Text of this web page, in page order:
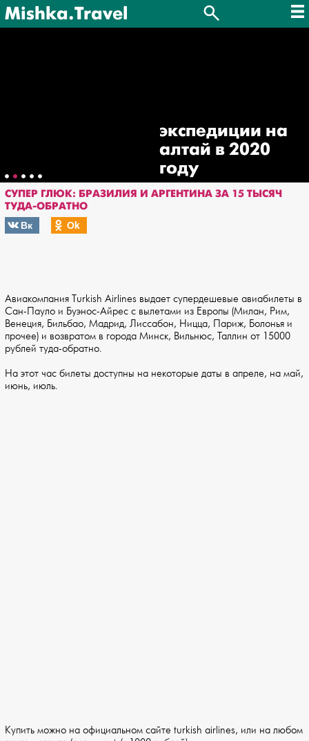
Mishka.Travel
экспедиции на
алтай в 2020
году
СУПЕР ГЛЮК: БРАЗИЛИЯ И АРГЕНТИНА ЗА 15 ТЫСЯЧ
ТУДА-ОБРАТНО
Вк
Оk
Авиакомпания Turkish Airlines выдает супердешевые авиабилеты в
Сан-Пауло и Буэнос-Айрес с вылетами из Европы (Милан, Рим,
Венеция, Бильбао, Мадрид, Лиссабон, Ницца, Париж, Болонья и
прочее) и возвратом в города Минск, Вильнюс, Таллин от 15000
рублей туда-обратно.
На этот час билеты доступны на некоторые даты в апреле, на май,
июнь, июль.
Купить можно на официальном сайте turkish airlines, или на любом